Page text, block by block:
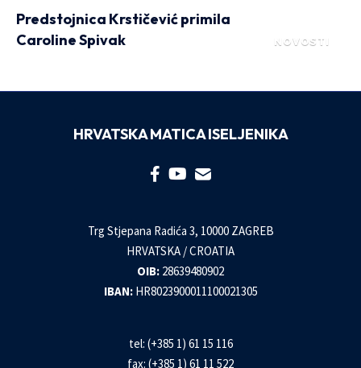
NOVOSTI
Predstojnica Krstičević primila
Caroline Spivak
HRVATSKA MATICA ISELJENIKA
Trg Stjepana Radića 3, 10000 ZAGREB
HRVATSKA / CROATIA
OIB: 28639480902
IBAN: HR8023900011100021305
tel: (+385 1) 61 15 116
fax: (+385 1) 61 11 522